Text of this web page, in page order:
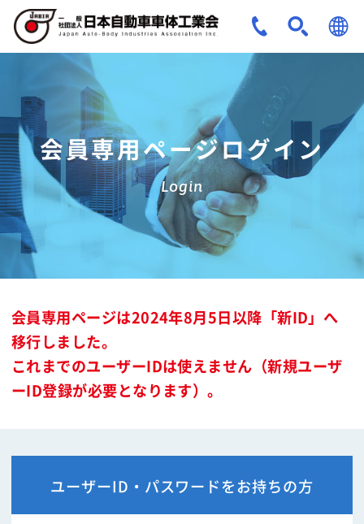
ENG
会員専用ページログイン
Login
会員専用ページは2024年8月5日以降「新ID」へ
移行しました。
これまでのユーザーIDは使えません（新規ユーザ
ーID登録が必要となります）。
ユーザーID・パスワードをお持ちの方